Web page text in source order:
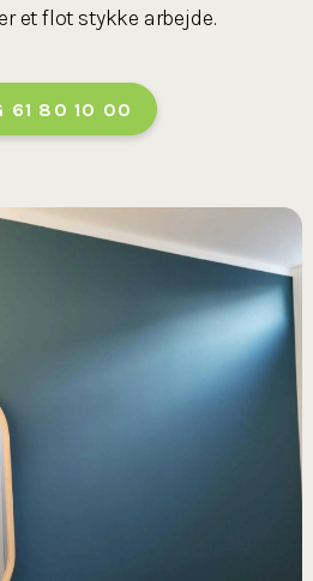
et flot stykke arbejde.
61 80 10 00